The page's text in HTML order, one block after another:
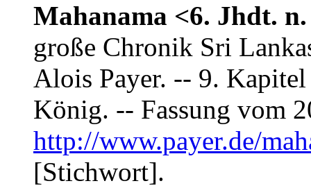
Mahanama <6. Jhdt.
große Chronik Sri
Alois Payer. -- 9.
König. -- Fassung vom
http://www.payer.de/
[Stichwort].